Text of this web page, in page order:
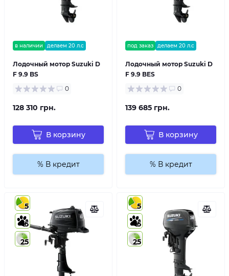
в наличии делаем 20 л.с
Лодочный мотор Suzuki D
F 9.9 BS
0
128 310 грн.
В корзину
% В кредит
под заказ делаем 20 л.с
Лодочный мотор Suzuki D
F 9.9 BES
0
139 685 грн.
В корзину
% В кредит
5
5
25
5
5
25